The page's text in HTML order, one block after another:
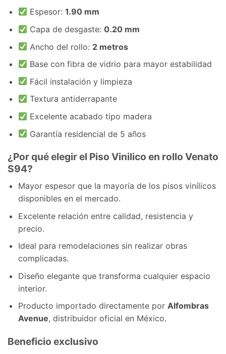
Espesor:1.90 mm
Capa de desgaste:0.20 mm
Ancho del rollo: 2 metros
Base con fibra de vidrio para mayor estabilidad
Fácil instalación y limpieza
Textura antiderrapante
Excelente acabado tipo madera
Garantía residencial de 5 años
¿Por qué elegir el Piso Vinilico en rollo Venato
S94?
Mayor espesor que la mayoría de los pisos vinílicos
disponibles en el mercado.
Excelente relación entre calidad, resistencia y
precio.
Ideal para remodelaciones sin realizar obras
complicadas.
Diseño elegante que transforma cualquier espacio
interior.
Producto importado directamente por Alfombras
Avenue, distribuidor oficial en México.
Beneficio exclusivo